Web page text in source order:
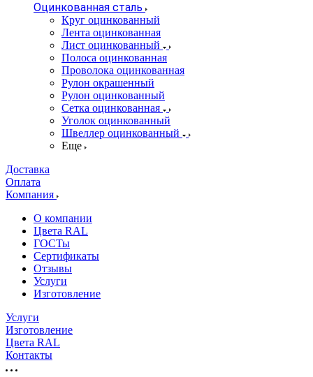
Оцинкованная сталь
Круг оцинкованный
Лента оцинкованная
Лист оцинкованный
Полоса оцинкованная
Проволока оцинкованная
Рулон окрашенный
Рулон оцинкованный
Сетка оцинкованная
Уголок оцинкованный
Швеллер оцинкованный
Еще
Доставка
Оплата
Компания
О компании
Цвета RAL
ГОСТы
Сертификаты
Отзывы
Услуги
Изготовление
Услуги
Изготовление
Цвета RAL
Контакты